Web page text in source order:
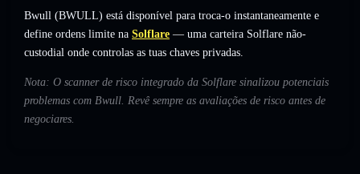
Bwull (BWULL) está disponível para troca-o instantaneamente e
define ordens limite na Solflare — uma carteira Solflare não-
custodial onde controlas as tuas chaves privadas.
Nota: O scanner de risco integrado da Solflare sinalizou potenciais
problemas com Bwull. Revê sempre as avaliações de risco antes de
negociares.